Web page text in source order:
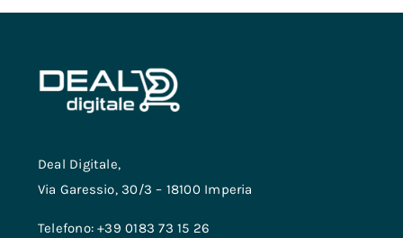
Deal Digitale,
Via Garessio, 30/3 – 18100 Imperia
Telefono: +39 0183 73 15 26